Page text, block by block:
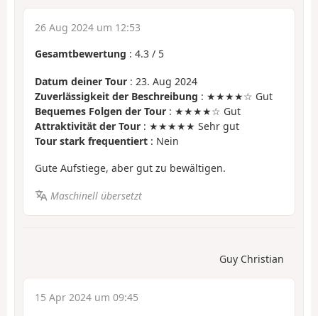
26 Aug 2024 um 12:53
Gesamtbewertung : 4.3 / 5
Datum deiner Tour : 23. Aug 2024
Zuverlässigkeit der Beschreibung : ★★★★☆ Gut
Bequemes Folgen der Tour : ★★★★☆ Gut
Attraktivität der Tour : ★★★★★ Sehr gut
Tour stark frequentiert : Nein
Gute Aufstiege, aber gut zu bewältigen.
Maschinell übersetzt
Guy Christian
15 Apr 2024 um 09:45